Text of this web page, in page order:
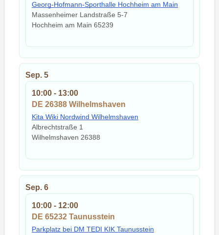
Georg-Hofmann-Sporthalle Hochheim am Main
Massenheimer Landstraße 5-7
Hochheim am Main 65239
Sep. 5
10:00 - 13:00
DE 26388 Wilhelmshaven
Kita Wiki Nordwind Wilhelmshaven
Albrechtstraße 1
Wilhelmshaven 26388
Sep. 6
10:00 - 12:00
DE 65232 Taunusstein
Parkplatz bei DM TEDI KIK Taunusstein